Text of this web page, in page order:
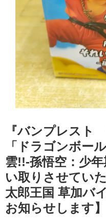
『バンプレスト
「ドラゴンボー
雲!!-孫悟空：少
い取りさせてい
太郎王国 草加バ
お知らせします】